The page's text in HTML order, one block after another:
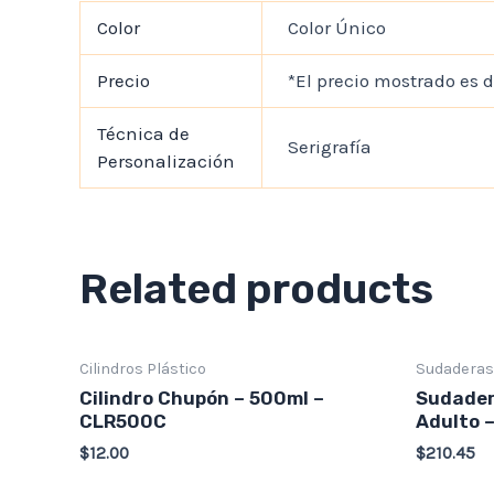
Color Color Único
Precio *El precio mostrado es
Técnica de
Personalización
Serigrafía
Related products
Cilindros Plástico
Cilindro Chupón – 500ml –
CLR500C
$12.00
Sudaderas
Adulto
$210.45